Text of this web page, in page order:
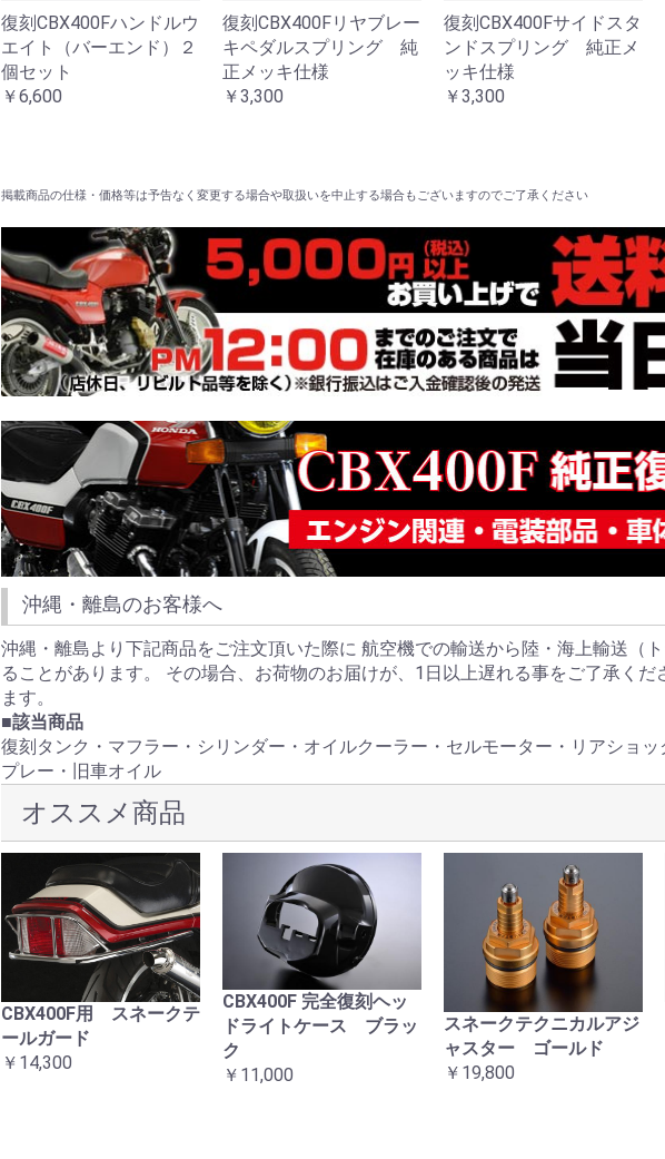
お買い物を続ける カートへ進む
復刻CBX400Fハンドルウ
エイト（バーエンド）２
個セット
￥6,600
復刻CBX400Fリヤブレー
キペダルスプリング 純
正メッキ仕様
￥3,300
復刻CBX400Fサイドスタ
ンドスプリング 純正メ
ッキ仕様
￥3,300
掲載商品の仕様・価格等は予告なく変更する場合や取扱いを中止する場合もございますのでご了承ください
沖縄・離島のお客様へ
沖縄・離島より下記商品をご注文頂いた際に 航空機での輸送から陸・海上輸送（
ることがあります。 その場合、お荷物のお届けが、1日以上遅れる事をご了承くだ
ます。
■該当商品
復刻タンク・マフラー・シリンダー・オイルクーラー・セルモーター・リアショッ
プレー・旧車オイル
オススメ商品
CBX400F用 スネークテ
ールガード
￥14,300
CBX400F 完全復刻ヘッ
ドライトケース ブラッ
ク
￥11,000
スネークテクニカルアジ
ャスター ゴールド
￥19,800